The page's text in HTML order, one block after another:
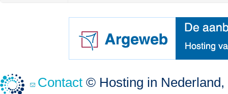
Contact © Hosting in